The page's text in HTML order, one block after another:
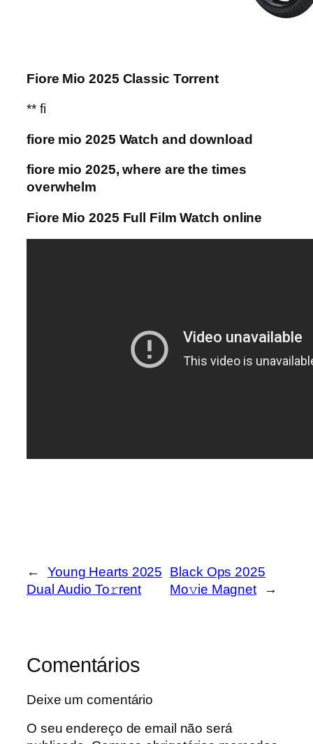
Fiore Mio 2025 Classic Torrent
** fi
fiore mio 2025 Watch and download
fiore mio 2025, where are the times
overwhelm
Fiore Mio 2025 Full Film Watch online
←
Young Hearts 2025
Dual Audio To𝚛rent
Black Ops 2025
Mo𝚟ie Magnet
→
Comentários
Deixe um comentário
O seu endereço de email não será